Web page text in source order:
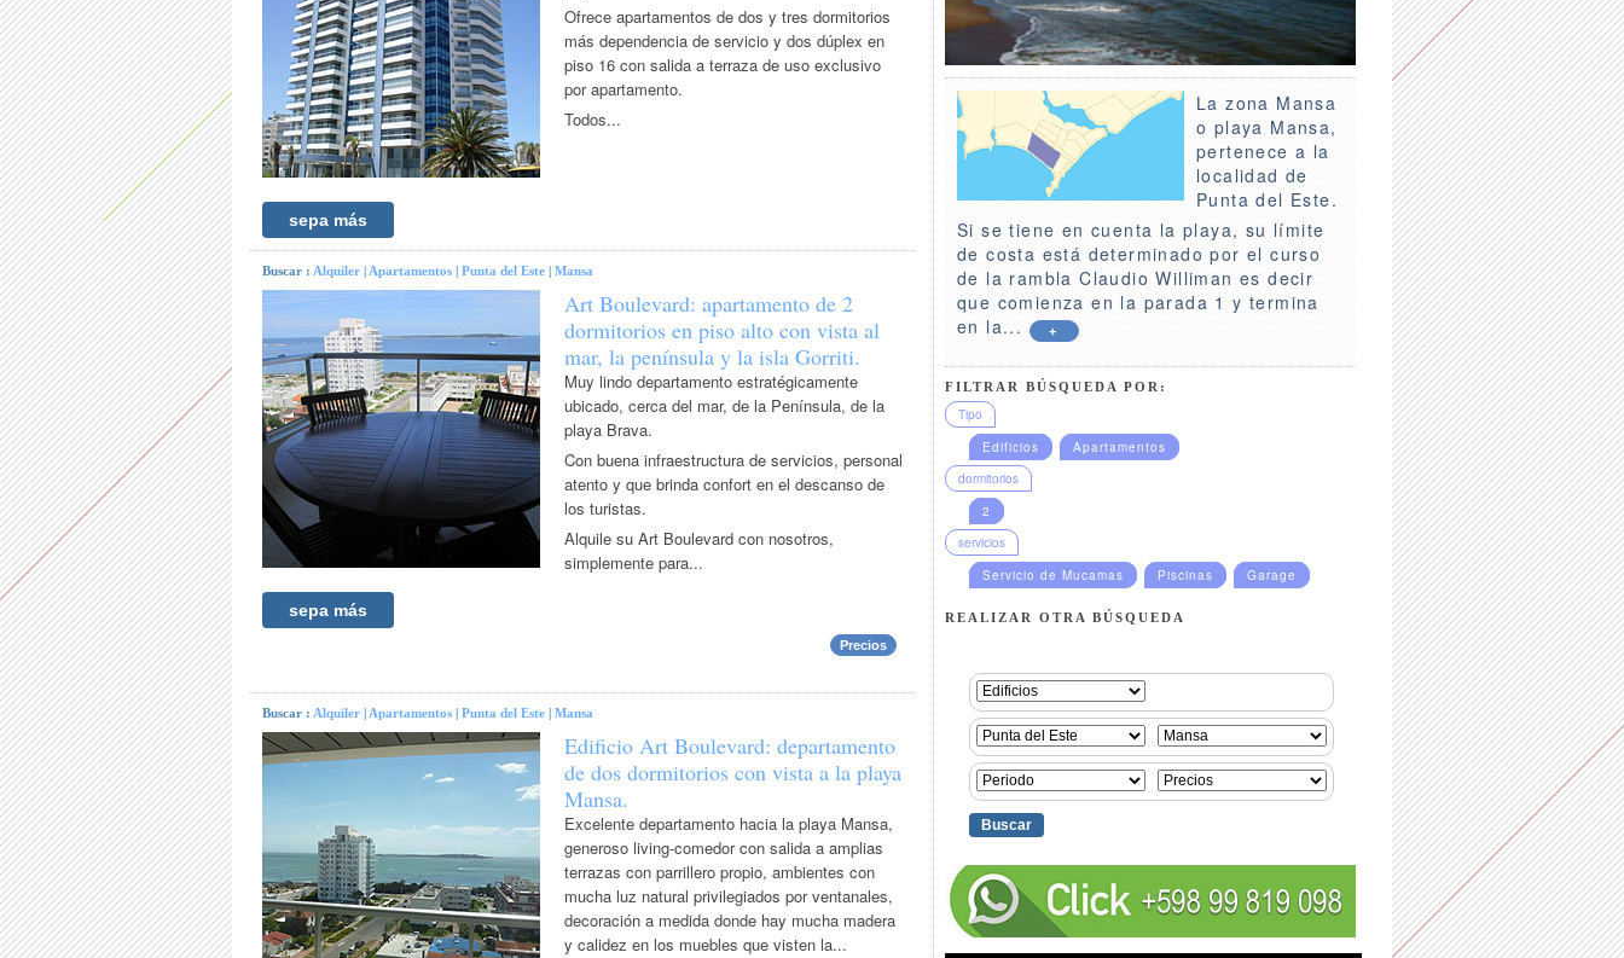
Ofrece apartamentos de dos y tres dormitorios
más dependencia de servicio y dos dúplex en
piso 16 con salida a terraza de uso exclusivo
por apartamento.
Todos...
sepa más
Buscar : Alquiler Apartamentos Punta del Este Mansa
Art Boulevard: apartamento de 2
dormitorios en piso alto con vista al
mar, la península y la isla Gorriti.
Muy lindo departamento estratégicamente
ubicado, cerca del mar, de la Península, de la
playa Brava.
Con buena infraestructura de servicios, personal
atento y que brinda confort en el descanso de
los turistas.
Alquile su Art Boulevard con nosotros,
simplemente para...
sepa más
Precios
Buscar : Alquiler Apartamentos Punta del Este Mansa
Edificio Art Boulevard: departamento
de dos dormitorios con vista a la playa
Mansa.
Excelente departamento hacia la playa Mansa,
generoso living-comedor con salida a amplias
terrazas con parrillero propio, ambientes con
mucha luz natural privilegiados por ventanales,
decoración a medida donde hay mucha madera
y calidez en los muebles que visten la...
La zona Mansa
o playa Mansa,
pertenece a la
localidad de
Punta del Este.
Si se tiene en cuenta la playa, su límite
de costa está determinado por el curso
de la rambla Claudio Williman es decir
que comienza en la parada 1 y termina
en la...
+
FILTRAR BÚSQUEDA POR:
Tipo
Edificios
Apartamentos
dormitorios
2
servicios
Servicio de Mucamas
Piscinas Garage
REALIZAR OTRA BÚSQUEDA